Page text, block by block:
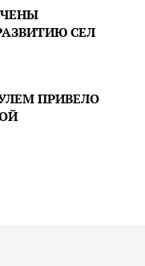
СЕЛ
ПРИВЕЛО